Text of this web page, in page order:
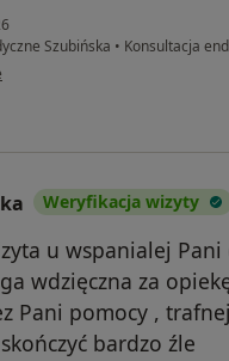
Szubińska • Konsultacja
Iwona
Weryfikacja wizyty
u wspanialej
wdzięczna za
Pani pomocy ,
bardzo źle